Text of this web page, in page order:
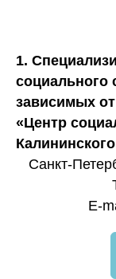
1.
социального
зависимых
«Центр
Санкт-
E-